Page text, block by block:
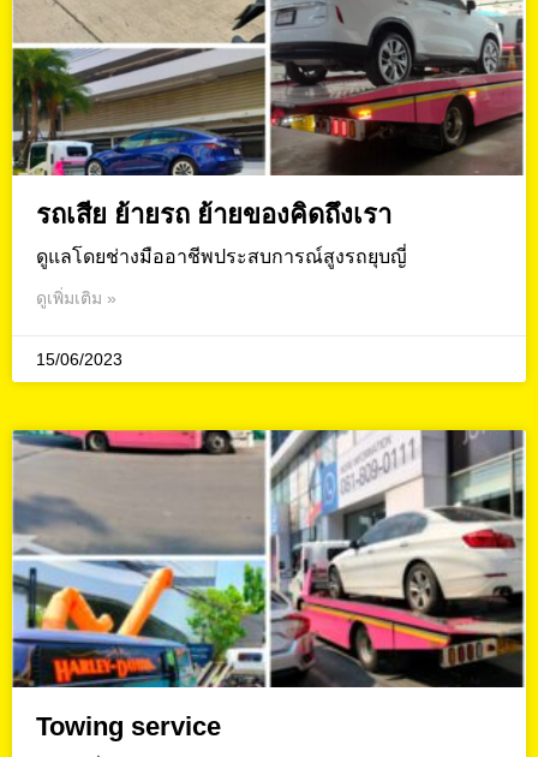
รถเสีย ย้ายรถ ย้ายของคิดถึงเรา
ดูแลโดยช่างมืออาชีพประสบการณ์สูงรถยุบญี่
ดูเพิ่มเติม »
15/06/2023
Towing service